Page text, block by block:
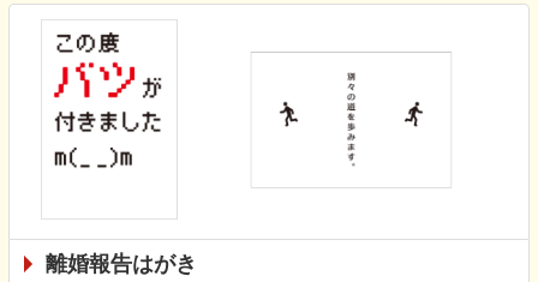
離婚報告はがき